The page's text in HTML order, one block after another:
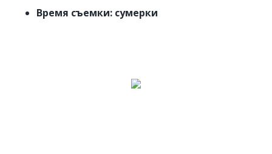
Время съемки: сумерки